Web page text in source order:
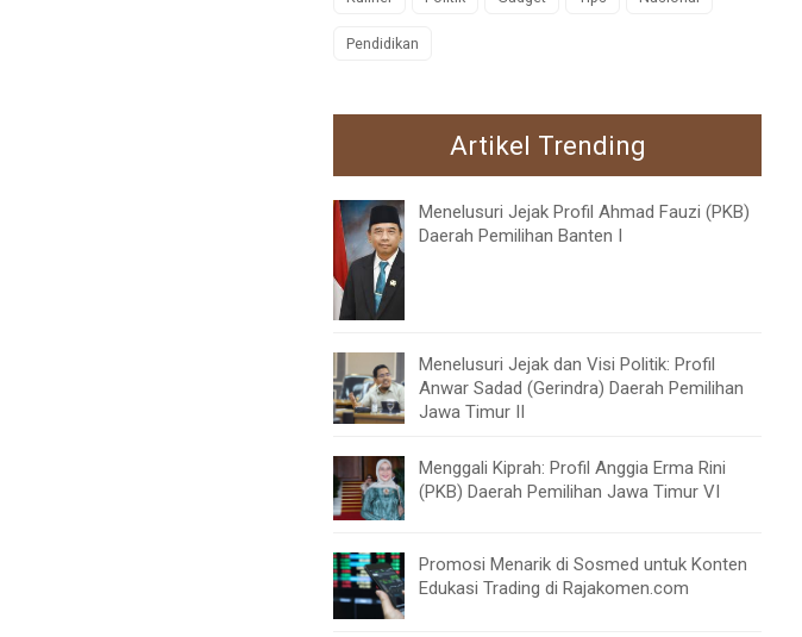
Pendidikan
Artikel Trending
Menelusuri Jejak Profil Ahmad Fauzi (PKB)
Daerah Pemilihan Banten I
Menelusuri Jejak dan Visi Politik: Profil
Anwar Sadad (Gerindra) Daerah Pemilihan
Jawa Timur II
Menggali Kiprah: Profil Anggia Erma Rini
(PKB) Daerah Pemilihan Jawa Timur VI
Promosi Menarik di Sosmed untuk Konten
Edukasi Trading di Rajakomen.com